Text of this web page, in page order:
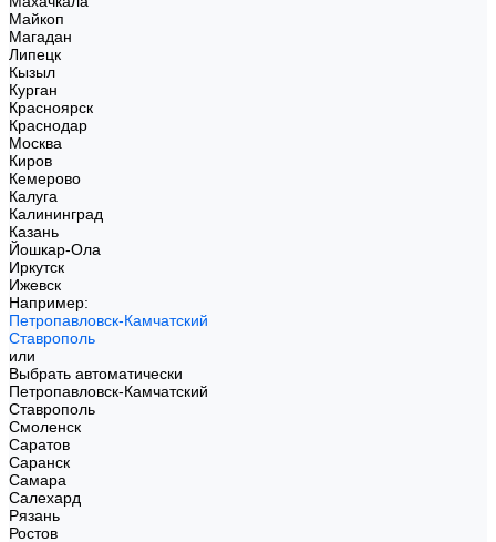
Майкоп
Магадан
Липецк
Кызыл
Курган
Красноярск
Краснодар
Москва
Киров
Кемерово
Калуга
Калининград
Казань
Йошкар-Ола
Иркутск
Ижевск
Например:
Петропавловск-Камчатский
Ставрополь
или
Выбрать автоматически
Петропавловск-Камчатский
Ставрополь
Смоленск
Саратов
Саранск
Самара
Салехард
Рязань
Ростов